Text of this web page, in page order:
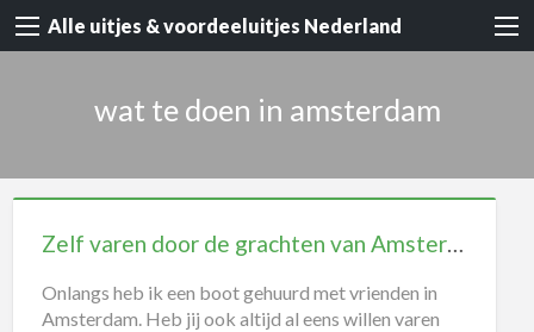
Alle uitjes & voordeeluitjes Nederland
wat te doen in amsterdam
Zelf varen door de grachten van Amsterdam
Onlangs heb ik een boot gehuurd met vrienden in
Amsterdam. Heb jij ook altijd al eens willen varen